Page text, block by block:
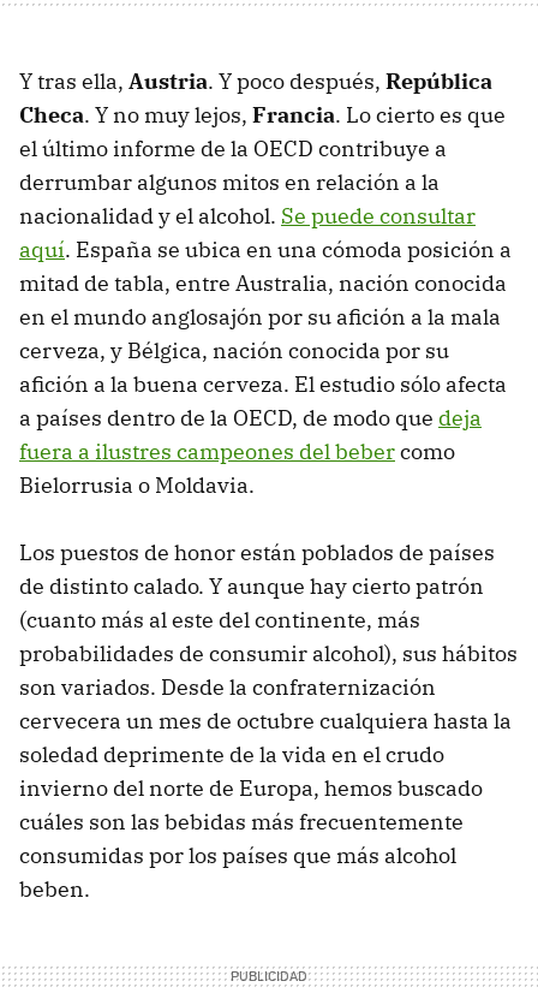
Y tras ella, Austria. Y poco después, República
Checa. Y no muy lejos, Francia. Lo cierto es que
el último informe de la OECD contribuye a
derrumbar algunos mitos en relación a la
nacionalidad y el alcohol. Se puede consultar
aquí. España se ubica en una cómoda posición a
mitad de tabla, entre Australia, nación conocida
en el mundo anglosajón por su afición a la mala
cerveza, y Bélgica, nación conocida por su
afición a la buena cerveza. El estudio sólo afecta
a países dentro de la OECD, de modo que deja
fuera a ilustres campeones del bebercomo
Bielorrusia o Moldavia.
Los puestos de honor están poblados de países
de distinto calado. Y aunque hay cierto patrón
(cuanto más al este del continente, más
probabilidades de consumir alcohol), sus hábitos
son variados. Desde la confraternización
cervecera un mes de octubre cualquiera hasta la
soledad deprimente de la vida en el crudo
invierno del norte de Europa, hemos buscado
cuáles son las bebidas más frecuentemente
consumidas por los países que más alcohol
beben.